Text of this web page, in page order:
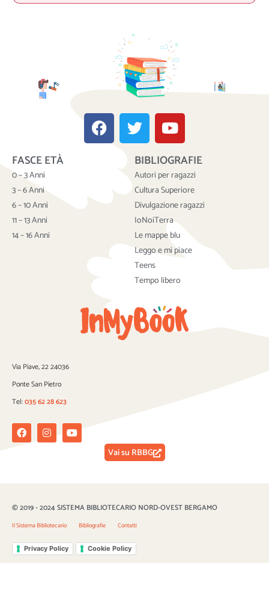
F
a
c
T
w
i
t
t
e
r
Y
o
u
t
u
b
e
FASCE ETÀ
0 – 3 Anni
3 – 6 Anni
6 – 10 Anni
11 – 13 Anni
14 – 16 Anni
BIBLIOGRAFIE
Autori per ragazzi
Cultura Superiore
Divulgazione ragazzi
IoNoiTerra
Le mappe blu
Leggo e mi piace
Teens
Tempo libero
Via Piave, 22 24036
Ponte San Pietro
Tel:035 62 28 623
FacebookInstagramYoutube
Vai su RBBG
© 2019 - 2024 SISTEMA BIBLIOTECARIO NORD-OVEST BERGAMO
Il Sistema Bibliotecario Bibliografie Contatti
Privacy Policy Cookie Policy